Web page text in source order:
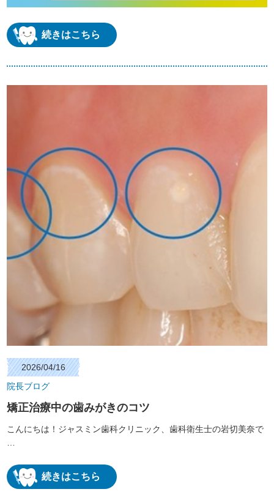
続きはこちら
2026/04/16
院長ブログ
矯正治療中の歯みがきのコツ
こんにちは！ジャスミン歯科クリニック、歯科衛生士の岩切美奈で
続きはこちら